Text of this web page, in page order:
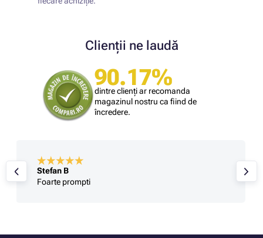
Clienții ne laudă
90.17%
dintre clienți ar recomanda
magazinul nostru ca fiind de
încredere.
Stefan B
Foarte prompti